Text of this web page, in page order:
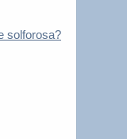
solforosa?